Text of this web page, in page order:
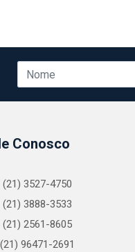
Conosco
(21) 3527-4750
(21) 3888-3533
(21) 2561-8605
(21) 96471-2691